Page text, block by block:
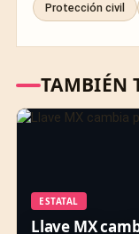
Protección civil
TAMBIÉN
ESTATAL
Llave MX